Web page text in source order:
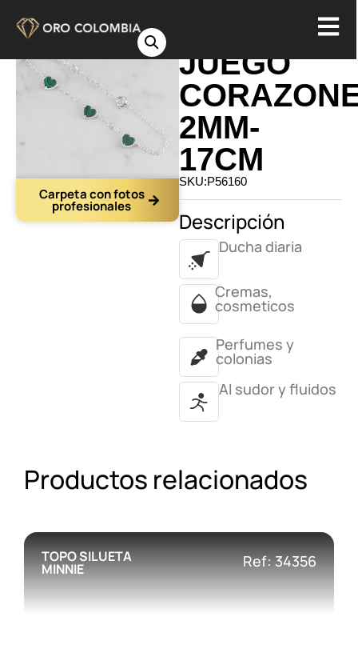
Carpeta con fotos
profesionales
PULSERA
JUEGO
2MM-
17CM
SKU:P56160
Descripción
Ducha diaria
Cremas,
cosmeticos
Perfumes y
colonias
Al sudor y fluidos
Productos relacionados
TOPO SILUETA
MINNIE Ref: 34356